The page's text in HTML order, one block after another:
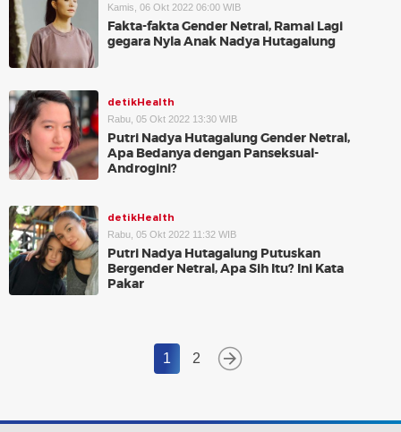
Kamis, 06 Okt 2022 06:00 WIB
Fakta-fakta Gender Netral, Ramai Lagi
gegara Nyla Anak Nadya Hutagalung
detikHealth
Rabu, 05 Okt 2022 13:30 WIB
Putri Nadya Hutagalung Gender Netral,
Apa Bedanya dengan Panseksual-
Androgini?
detikHealth
Rabu, 05 Okt 2022 11:32 WIB
Putri Nadya Hutagalung Putuskan
Bergender Netral, Apa Sih Itu? Ini Kata
Pakar
1 2